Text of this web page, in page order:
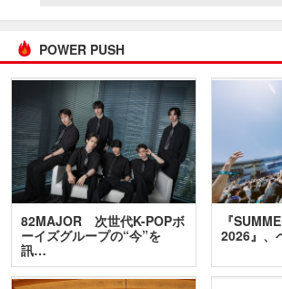
POWER PUSH
82MAJOR 次世代K-POPボ
ーイズグループの“今”を
訊…
『
2026』、